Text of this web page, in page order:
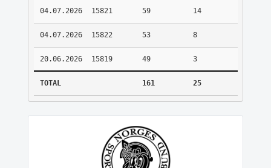
04.07.2026 15821 59 14
04.07.2026 15822 53 8
20.06.2026 15819 49 3
TOTAL 161 25